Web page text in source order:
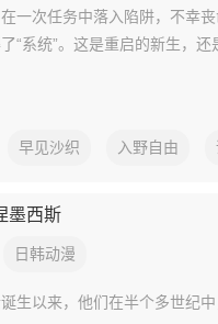
一次任务中落入陷阱，不幸
“系统”。这是重启的新生，
早见沙织 入野自由
墨西斯
日韩动漫
诞生以来，他们在半个